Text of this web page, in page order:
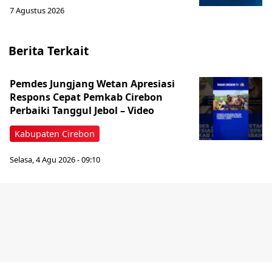
7 Agustus 2026
Berita Terkait
Kabupaten Cirebon
Pemdes Jungjang Wetan Apresiasi
Respons Cepat Pemkab Cirebon
Perbaiki Tanggul Jebol – Video
Selasa, 4 Agu 2026 - 09:10